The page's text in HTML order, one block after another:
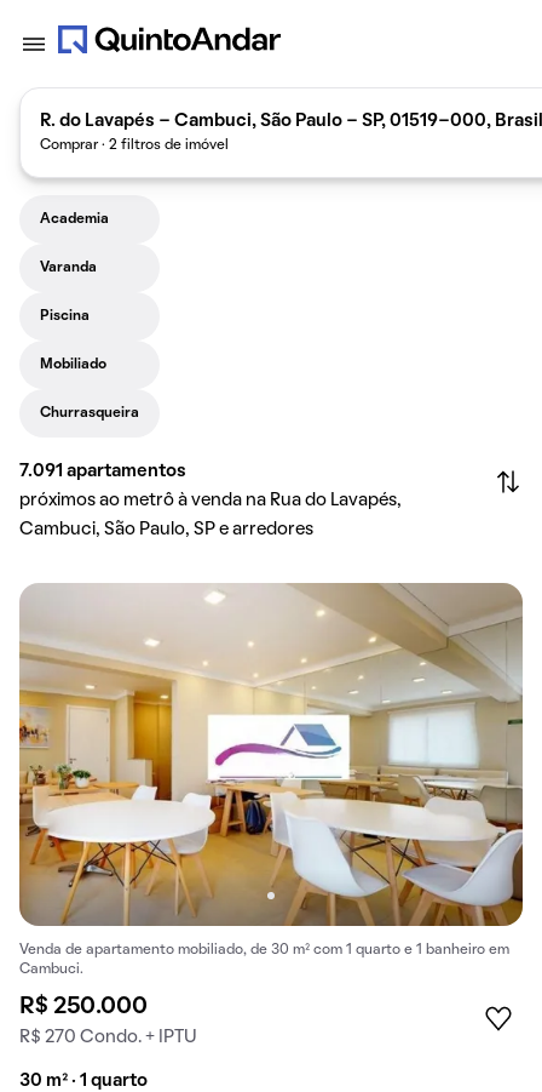
R. do Lavapés - Cambuci, São Paulo - SP, 01519-000, Brasil
Comprar · 2 filtros de imóvel
Academia
Varanda
Piscina
Mobiliado
Churrasqueira
7.091 apartamentos
próximos ao metrô à venda na Rua do Lavapés,
Cambuci, São Paulo, SP e arredores
Venda de apartamento mobiliado, de 30 m² com 1 quarto e 1 banheiro em
Cambuci.
R$ 250.000
R$ 270 Condo. + IPTU
30 m² · 1 quarto